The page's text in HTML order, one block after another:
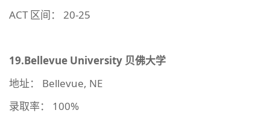
ACT 区间： 20-25
19.Bellevue University 贝佛大学
地址： Bellevue, NE
录取率： 100%